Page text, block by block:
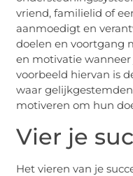
vriend, familielid of
aanmoedigt en
doelen en voortgang
en motivatie
voorbeeld hiervan is
waar
motiveren om hun
Vier je
Het vieren van je